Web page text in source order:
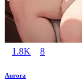
1.8K 8
Aurora